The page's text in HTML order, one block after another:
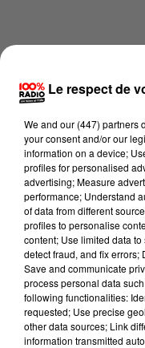
Lecture (2
100%
Le respect de
We and our (447) partners
your consent and/or our
information on a device;
profiles for personalised
advertising; Measure
performance; Understand
of data from different
profiles to personalise
content; Use limited data
detect fraud, and fix
Save and communicate
process personal data
following functionalities:
requested; Use precise
other data sources; Link
information transmitted